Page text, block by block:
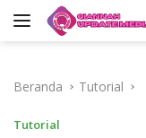
Langsung
Beranda Tutorial
Tutorial